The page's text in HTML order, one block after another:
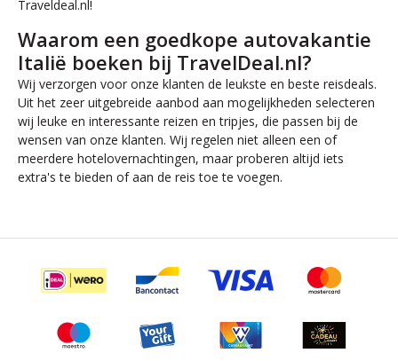
Traveldeal.nl!
Waarom een goedkope autovakantie
Italië boeken bij TravelDeal.nl?
Wij verzorgen voor onze klanten de leukste en beste reisdeals.
Uit het zeer uitgebreide aanbod aan mogelijkheden selecteren
wij leuke en interessante reizen en tripjes, die passen bij de
wensen van onze klanten. Wij regelen niet alleen een of
meerdere hotelovernachtingen, maar proberen altijd iets
extra's te bieden of aan de reis toe te voegen.